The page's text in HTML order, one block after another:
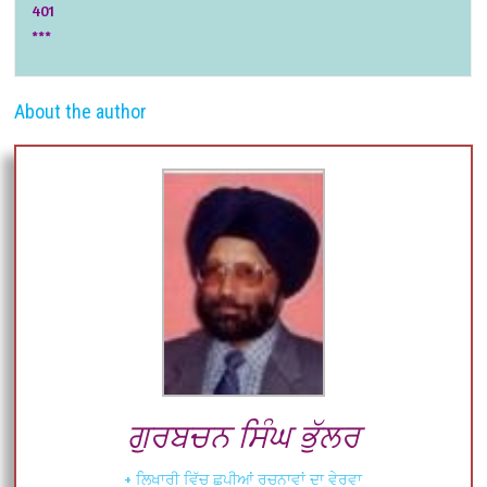
401
***
About the author
ਗੁਰਬਚਨ ਸਿੰਘ ਭੁੱਲਰ
+ ਲਿਖਾਰੀ ਵਿੱਚ ਛਪੀਆਂ ਰਚਨਾਵਾਂ ਦਾ ਵੇਰਵਾ